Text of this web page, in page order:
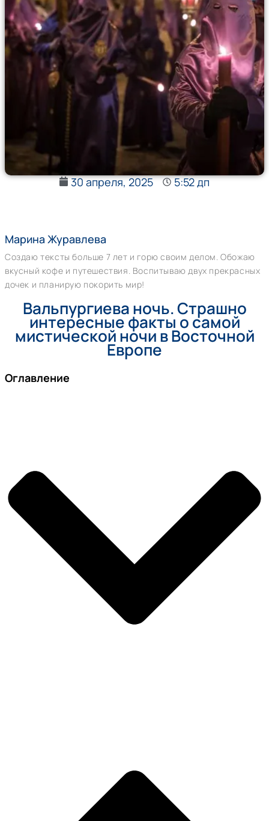
30 апреля, 2025 5:52 дп
Марина Журавлева
Создаю тексты больше 7 лет и горю своим делом. Обожаю
вкусный кофе и путешествия. Воспитываю двух прекрасных
дочек и планирую покорить мир!
Вальпургиева ночь. Страшно
интересные факты о самой
мистической ночи в Восточной
Европе
Оглавление